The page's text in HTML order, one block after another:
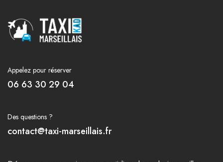
Appelez pour réserver
06 63 30 29 04
Des questions ?
contact@taxi-marseillais.fr